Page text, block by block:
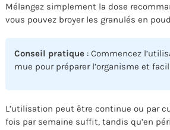
Mélangez simplement la dose
vous pouvez broyer les granulés en
Conseil pratique : Commencez
mue pour préparer l’organisme et
L’utilisation peut être continue ou par
fois par semaine suffit, tandis qu’en